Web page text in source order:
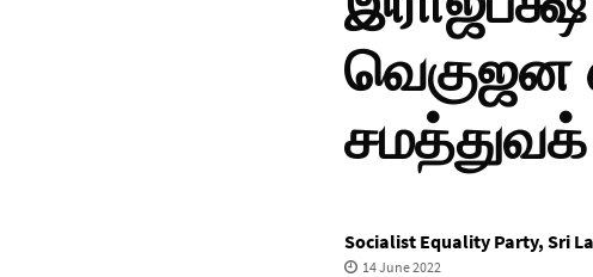
வெகுஜன
Socialist Equality Party, Sri
14 June 2022